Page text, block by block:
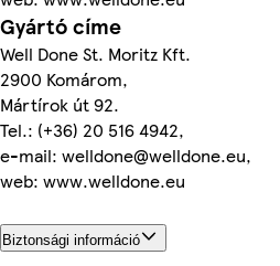
Gyártó címe
Well Done St. Moritz Kft.
2900 Komárom,
Mártírok út 92.
Tel.: (+36) 20 516 4942,
e-mail: welldone@welldone.eu,
web: www.welldone.eu
Biztonsági információ